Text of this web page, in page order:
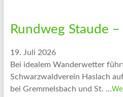
Rundweg Staude
19. Juli 2026
Bei idealem Wanderwetter
Schwarzwaldverein Haslach
bei Gremmelsbach und St. …